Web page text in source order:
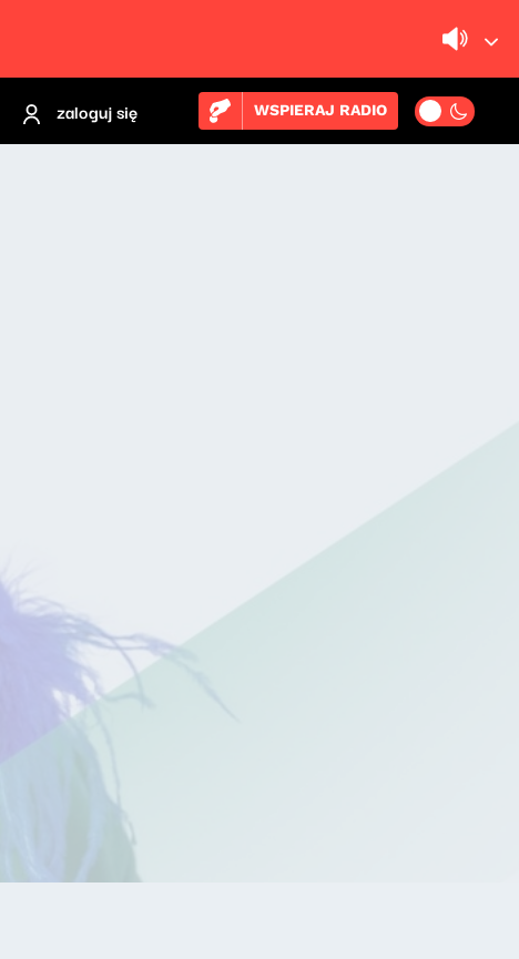
zaloguj się WSPIERAJ RADIO